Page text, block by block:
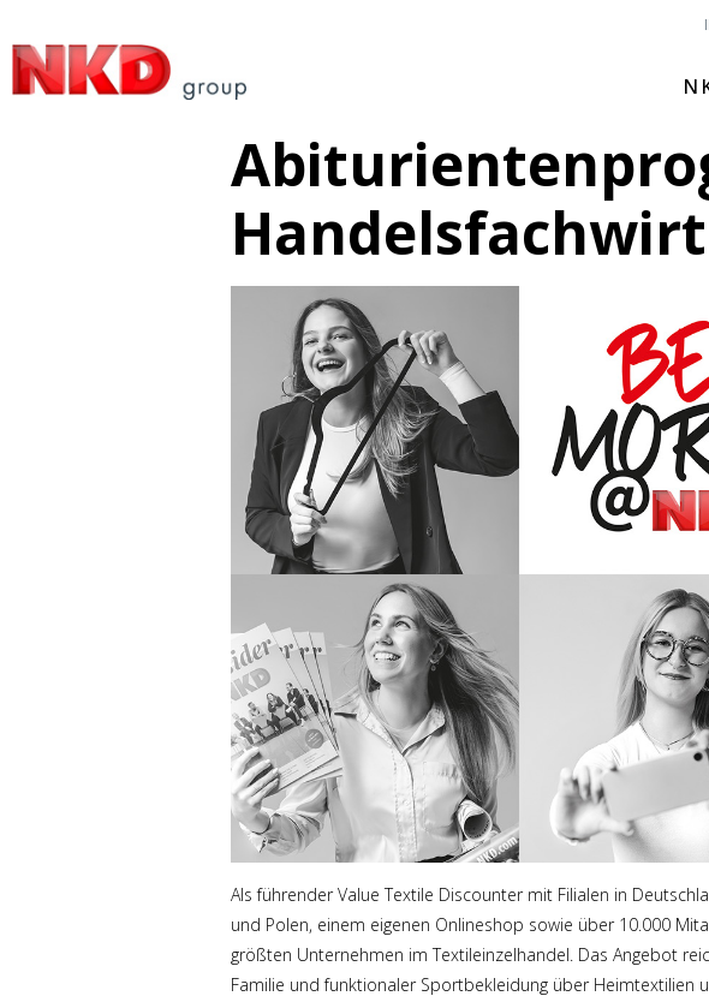
Als führender Value Textile Discounter mit Filialen in
und Polen, einem eigenen Onlineshop sowie über 10.000
größten Unternehmen im Textileinzelhandel. Das Angebot
Familie und funktionaler Sportbekleidung über Heimtextilien